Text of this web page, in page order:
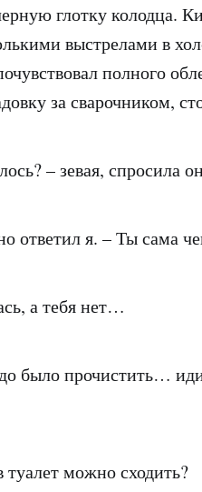
глотку колодца.
выстрелами в
полного
за сварочником,
– зевая, спросила
ответил я. – Ты сама
а тебя нет…
было прочистить…
можно сходить?